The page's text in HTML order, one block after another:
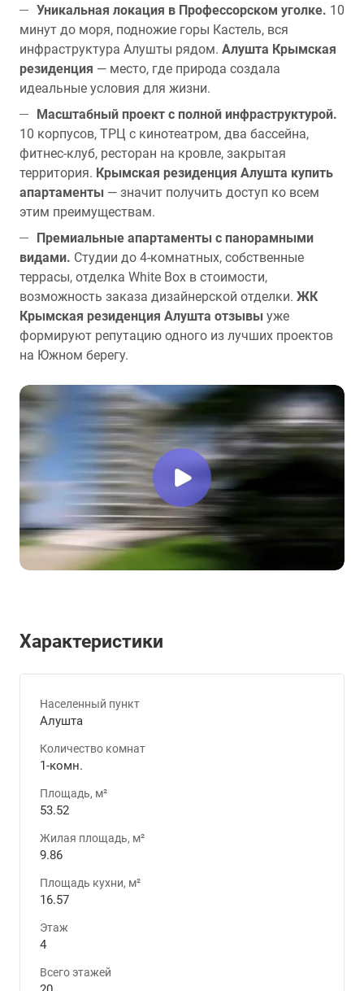
Уникальная локация в Профессорском уголке. 10
минут до моря, подножие горы Кастель, вся
инфраструктура Алушты рядом. Алушта Крымская
резиденция — место, где природа создала
идеальные условия для жизни.
Масштабный проект с полной инфраструктурой.
10 корпусов, ТРЦ с кинотеатром, два бассейна,
фитнес-клуб, ресторан на кровле, закрытая
территория. Крымская резиденция Алушта купить
апартаменты — значит получить доступ ко всем
этим преимуществам.
Премиальные апартаменты с панорамными
видами. Студии до 4-комнатных, собственные
террасы, отделка White Box в стоимости,
возможность заказа дизайнерской отделки. ЖК
Крымская резиденция Алушта отзывы уже
формируют репутацию одного из лучших проектов
на Южном берегу.
Характеристики
Населенный пункт
Алушта
Количество комнат
1-комн.
Площадь, м²
53.52
Жилая площадь, м²
9.86
Площадь кухни, м²
16.57
Этаж
4
Всего этажей